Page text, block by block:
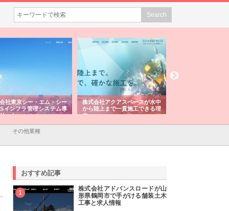
社東京シー・エム・シー
インフラ管理システム導
ット
株式会社アクアスペースが水中
から陸上まで一貫施工できる理
由
その他業種
おすすめ記事
1
株式会社アドバンスロードが山
形県鶴岡市で手がける舗装土木
工事と求人情報